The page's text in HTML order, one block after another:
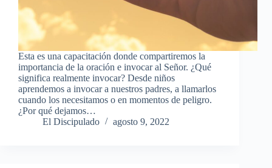
Esta es una capacitación donde compartiremos la
importancia de la oración e invocar al Señor. ¿Qué
significa realmente invocar? Desde niños
aprendemos a invocar a nuestros padres, a llamarlos
cuando los necesitamos o en momentos de peligro.
¿Por qué dejamos…
El Discipulado
agosto 9, 2022